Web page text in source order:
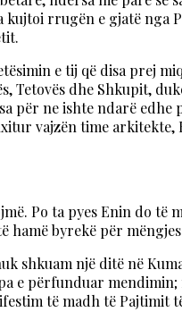
rrugën e gjatë nga
e tij që disa prej
dhe Shkupit,
për ne ishte ndarë
vajzën time
Po ta pyes Enin do të
hamë byrekë për
shkuam një ditë në
e përfunduar
të madh të Pajtimit